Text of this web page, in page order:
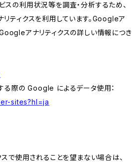
スの利用状況等を調査・分析するため、
ィクスを利用しています。Googleア
アナリティクスの詳しい情報につき
際の Google によるデータ使用：
sites?hl=ja
で使用されることを望まない場合は、